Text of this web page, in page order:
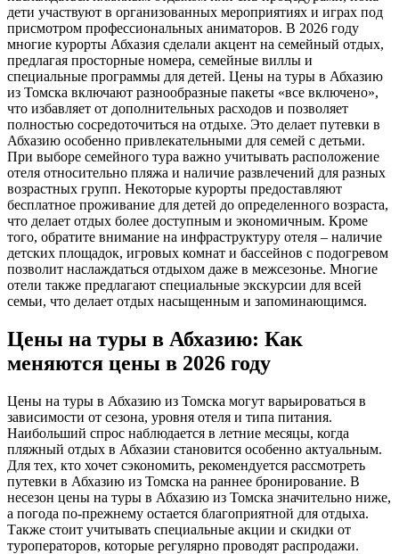
дети участвуют в организованных мероприятиях и играх под
присмотром профессиональных аниматоров. В 2026 году
многие курорты Абхазия сделали акцент на семейный отдых,
предлагая просторные номера, семейные виллы и
специальные программы для детей. Цены на туры в Абхазию
из Томска включают разнообразные пакеты «все включено»,
что избавляет от дополнительных расходов и позволяет
полностью сосредоточиться на отдыхе. Это делает путевки в
Абхазию особенно привлекательными для семей с детьми.
При выборе семейного тура важно учитывать расположение
отеля относительно пляжа и наличие развлечений для разных
возрастных групп. Некоторые курорты предоставляют
бесплатное проживание для детей до определенного возраста,
что делает отдых более доступным и экономичным. Кроме
того, обратите внимание на инфраструктуру отеля – наличие
детских площадок, игровых комнат и бассейнов с подогревом
позволит наслаждаться отдыхом даже в межсезонье. Многие
отели также предлагают специальные экскурсии для всей
семьи, что делает отдых насыщенным и запоминающимся.
Цены на туры в Абхазию: Как
меняются цены в 2026 году
Цены на туры в Абхазию из Томска могут варьироваться в
зависимости от сезона, уровня отеля и типа питания.
Наибольший спрос наблюдается в летние месяцы, когда
пляжный отдых в Абхазии становится особенно актуальным.
Для тех, кто хочет сэкономить, рекомендуется рассмотреть
путевки в Абхазию из Томска на раннее бронирование. В
несезон цены на туры в Абхазию из Томска значительно ниже,
а погода по-прежнему остается благоприятной для отдыха.
Также стоит учитывать специальные акции и скидки от
туроператоров, которые регулярно проводят распродажи.